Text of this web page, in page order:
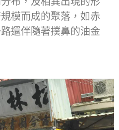
模而成的聚落，如赤
還伴隨著撲鼻的油金